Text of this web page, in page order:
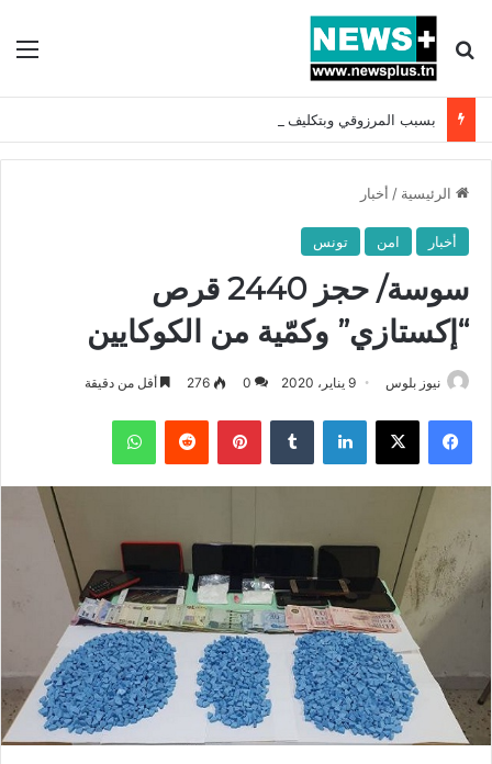
بحث عن
الرئيسية / أخبار
أخبار امن تونس
سوسة/ حجز 2440 قرص
“إكستازي” وكمّية من الكوكايين
نيوز بلوس 9 يناير، 2020 0
276 أقل من دقيقة
فيسبوك X لينكدإن بينتيريست واتساب